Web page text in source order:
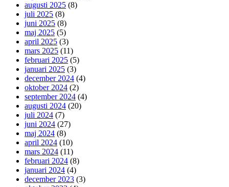
augusti 2025 (8)
juli 2025 (8)
juni 2025 (8)
maj 2025 (5)
april 2025 (3)
mars 2025 (11)
februari 2025 (5)
januari 2025 (3)
december 2024 (4)
oktober 2024 (2)
september 2024 (4)
augusti 2024 (20)
juli 2024 (7)
juni 2024 (27)
maj 2024 (8)
april 2024 (10)
mars 2024 (11)
februari 2024 (8)
januari 2024 (4)
december 2023 (3)